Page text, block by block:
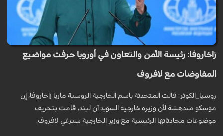
زاخاروفا: رئيسة الأمن والتعاون في أوروبا حرفت مواضيع
المفاوضات مع لافروف
روسيا_الكوثر: قالت المتحدثة باسم الخارجية الروسية ماريا زاخاروفا، إن
موسكو مندهشة لأن وزيرة خارجية السويد آن ليند، قامت بتحريف
موضوعات محادثاتها الرئيسية مع وزير الخارجية سيرغي لافروف.